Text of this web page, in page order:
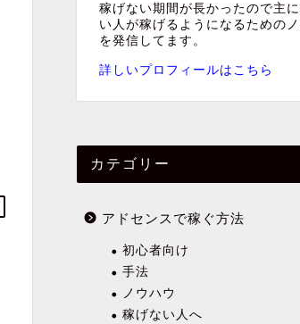
稼げない期間が長かったので主
い人が稼げるようになるための
を発信してます。
詳しいプロフィールはこちら
カテゴリー
アドセンスで稼ぐ方法
初心者向け
手法
ノウハウ
稼げない人へ